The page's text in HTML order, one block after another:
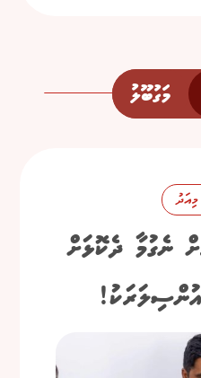
މަގުބޫލު
ނެގުމާ ދެކޮޅަށް